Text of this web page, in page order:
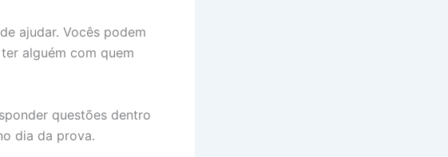
ajudar. Vocês podem
alguém com quem
questões dentro
dia da prova.